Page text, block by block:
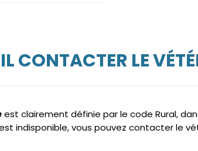
CONTACTER LE
est clairement définie par le code Rural,
indisponible, vous pouvez contacter le